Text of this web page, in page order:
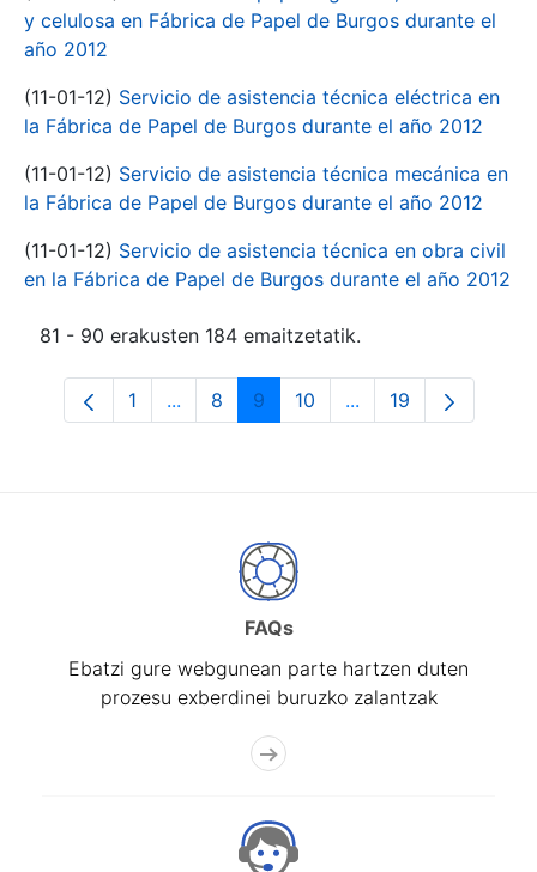
y celulosa en Fábrica de Papel de Burgos durante el
año 2012
(11-01-12) Servicio de asistencia técnica eléctrica en
la Fábrica de Papel de Burgos durante el año 2012
(11-01-12) Servicio de asistencia técnica mecánica en
la Fábrica de Papel de Burgos durante el año 2012
(11-01-12) Servicio de asistencia técnica en obra civil
en la Fábrica de Papel de Burgos durante el año 2012
81 - 90 erakusten 184 emaitzetatik.
Orrialdea
1 ...Intermediate Pages Use TAB to
Orrialdea
8 Orrialdea
9 Orrialdea
10 ...Intermediate Pages
Orrialdea
19
FAQs
Ebatzi gure webgunean parte hartzen duten
prozesu exberdinei buruzko zalantzak